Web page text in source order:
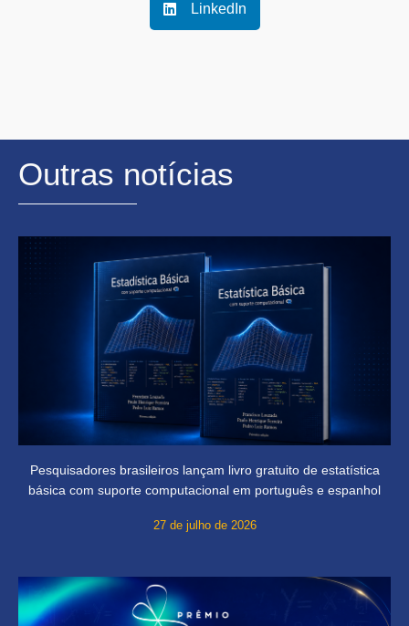
LinkedIn
Outras notícias
Pesquisadores brasileiros lançam livro gratuito de estatística
básica com suporte computacional em português e espanhol
27 de julho de 2026